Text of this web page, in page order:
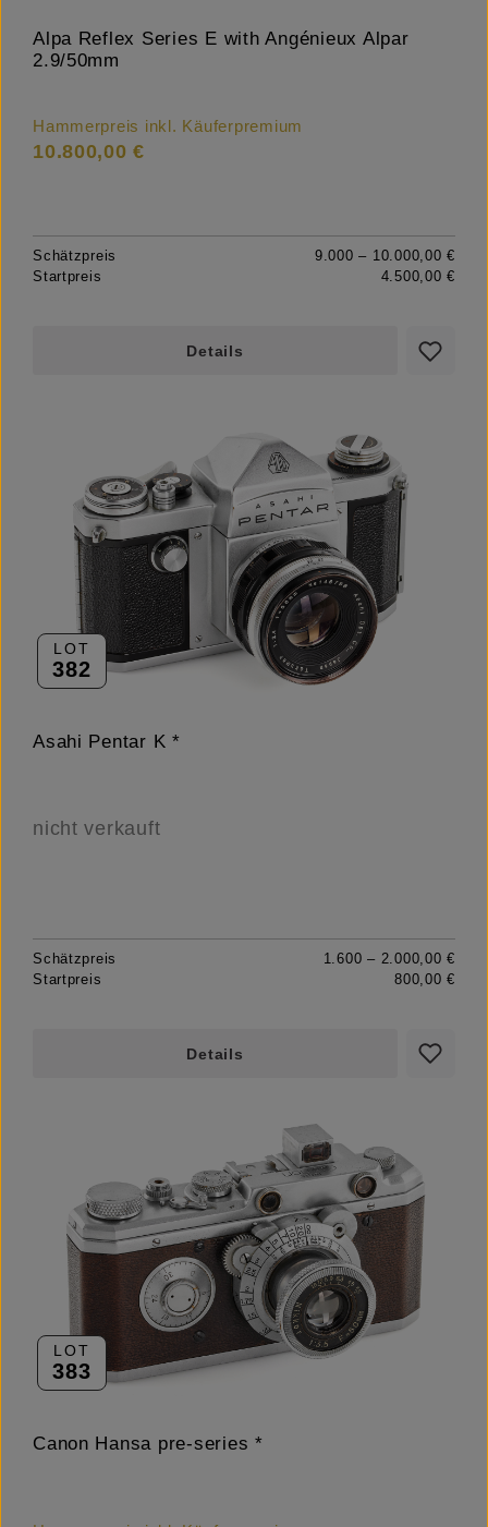
Alpa Reflex Series E with Angénieux Alpar
2.9/50mm
Hammerpreis inkl. Käuferpremium
10.800,00 €
Schätzpreis
9.000 – 10.000,00 €
Startpreis
4.500,00 €
Details
LOT
382
Asahi Pentar K *
nicht verkauft
Schätzpreis
1.600 – 2.000,00 €
Startpreis
800,00 €
Details
LOT
383
Canon Hansa pre-series *